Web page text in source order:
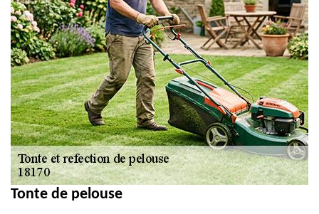
Tonte de pelouse